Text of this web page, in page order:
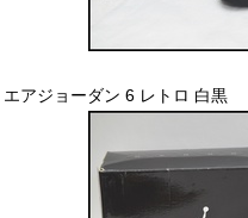
エアジョーダン 6 レトロ 白黒